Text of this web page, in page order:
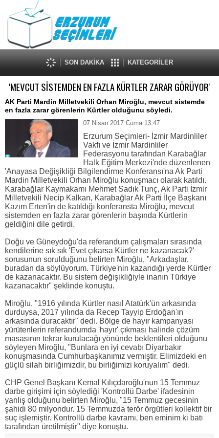
SON DAKİKA KATEGORİLER
'MEVCUT SİSTEMDEN EN FAZLA KÜRTLER ZARAR GÖRÜYOR'
AK Parti Mardin Milletvekili Orhan Miroğlu, mevcut sistemde
en fazla zarar görenlerin Kürtler olduğunu söyledi.
07 Nisan 2017 Cuma 13:47
Erzurum Seçimleri- İzmir Mardinliler
Vakfı ve İzmir Mardinliler
Federasyonu tarafından Karabağlar
Halk Eğitim Merkezi'nde düzenlenen
'Anayasa Değişikliği Bilgilendirme Konferansı'na Ak Parti
Mardin Milletvekili Orhan Miroğlu konuşmacı olarak katıldı.
Karabağlar Kaymakamı Mehmet Sadık Tunç, Ak Parti İzmir
Milletvekili Necip Kalkan, Karabağlar Ak Parti İlçe Başkanı
Kazım Erten'in de katıldığı konferansta Miroğlu, mevcut
sistemden en fazla zarar görenlerin başında Kürtlerin
geldiğini dile getirdi.
Doğu ve Güneydoğu'da referandum çalışmaları sırasında
kendilerine sık sık 'Evet çıkarsa Kürtler ne kazanacak?'
sorusunun sorulduğunu belirten Miroğlu, "Arkadaşlar,
buradan da söylüyorum. Türkiye'nin kazandığı yerde Kürtler
de kazanacaktır. Bu sistem değişikliğiyle inanın Türkiye
kazanacaktır" şeklinde konuştu.
Miroğlu, "1916 yılında Kürtler nasıl Atatürk'ün arkasında
durduysa, 2017 yılında da Recep Tayyip Erdoğan'ın
arkasında duracaktır" dedi. Bölge de hayır kampanyası
yürütenlerin referandumda 'hayır' çıkması halinde çözüm
masasının tekrar kurulacağı yönünde beklentileri olduğunu
söyleyen Miroğlu, "Bunlara en iyi cevabı Diyarbakır
konuşmasında Cumhurbaşkanımız vermiştir. Elimizdeki en
güçlü silah birliğimizdir, bu birliğimizi koruyalım" dedi.
CHP Genel Başkanı Kemal Kılıçdaroğlu'nun 15 Temmuz
darbe girişimi için söylediği 'Kontrollü Darbe' ifadesinin
yanlış olduğunu belirten Miroğlu, "15 Temmuz gecesinin
şahidi 80 milyondur. 15 Temmuzda terör örgütleri kollektif bir
suç işlemiştir. Kontrollü darbe kavramı, ben eminim ki batı
tarafından üretilmiştir" diye konuştu.